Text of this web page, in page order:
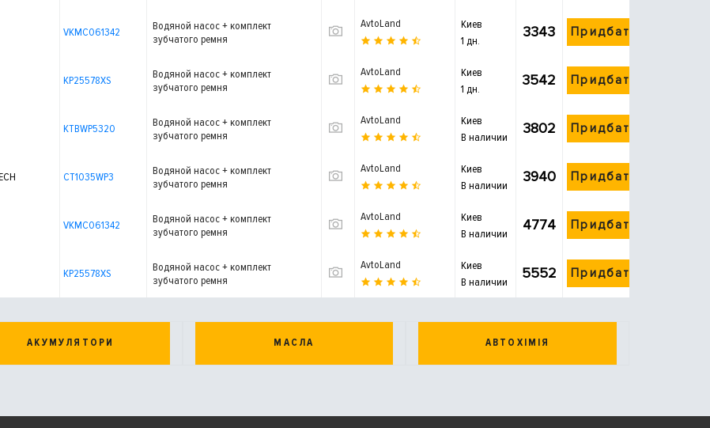
VKMC061342
Водяной насос + комплект
зубчатого ремня
AvtoLand
Киев
1 дн.
3343 Придбати
KP25578XS
Водяной насос + комплект
зубчатого ремня
AvtoLand
Киев
1 дн.
3542 Придбати
KTBWP5320
Водяной насос + комплект
зубчатого ремня
AvtoLand
Киев
В наличии
3802 Придбати
CT1035WP3
Водяной насос + комплект
зубчатого ремня
AvtoLand
Киев
В наличии
3940 Придбати
VKMC061342
Водяной насос + комплект
зубчатого ремня
AvtoLand
Киев
В наличии
4774 Придбати
KP25578XS
Водяной насос + комплект
зубчатого ремня
AvtoLand
Киев
В наличии
5552 Придбати
АКУМУЛЯТОРИ МАСЛА АВТОХІМІЯ